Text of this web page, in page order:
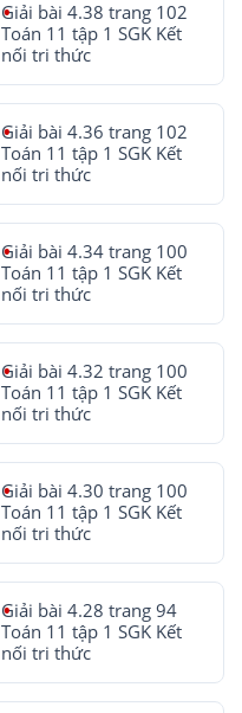
Giải bài 4.38 trang 102
Toán 11 tập 1 SGK Kết
nối tri thức
Giải bài 4.36 trang 102
Toán 11 tập 1 SGK Kết
nối tri thức
Giải bài 4.34 trang 100
Toán 11 tập 1 SGK Kết
nối tri thức
Giải bài 4.32 trang 100
Toán 11 tập 1 SGK Kết
nối tri thức
Giải bài 4.30 trang 100
Toán 11 tập 1 SGK Kết
nối tri thức
Giải bài 4.28 trang 94
Toán 11 tập 1 SGK Kết
nối tri thức